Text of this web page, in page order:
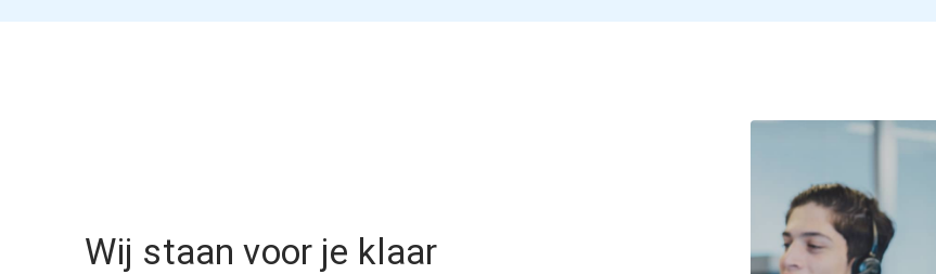
Wij staan voor je klaar